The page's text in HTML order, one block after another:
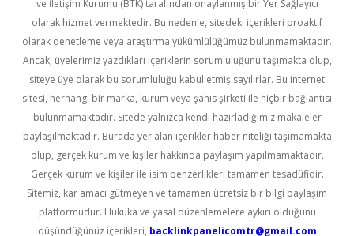
ve İletişim Kurumu (BTK) tarafından onaylanmış bir Yer Sağlayıcı
olarak hizmet vermektedir. Bu nedenle, sitedeki içerikleri proaktif
olarak denetleme veya araştırma yükümlülüğümüz bulunmamaktadır.
Ancak, üyelerimiz yazdıkları içeriklerin sorumluluğunu taşımakta olup,
siteye üye olarak bu sorumluluğu kabul etmiş sayılırlar. Bu internet
sitesi, herhangi bir marka, kurum veya şahıs şirketi ile hiçbir bağlantısı
bulunmamaktadır. Sitede yalnızca kendi hazırladığımız makaleler
paylaşılmaktadır. Burada yer alan içerikler haber niteliği taşımamakta
olup, gerçek kurum ve kişiler hakkında paylaşım yapılmamaktadır.
Gerçek kurum ve kişiler ile isim benzerlikleri tamamen tesadüfidir.
Sitemiz, kar amacı gütmeyen ve tamamen ücretsiz bir bilgi paylaşım
platformudur. Hukuka ve yasal düzenlemelere aykırı olduğunu
düşündüğünüz içerikleri, backlinkpanelicomtr@gmail.com